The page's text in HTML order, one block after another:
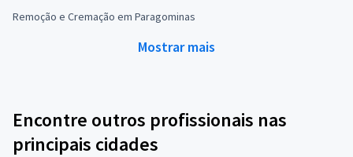
Remoção e Cremação em Paragominas
Mostrar mais
Encontre outros profissionais nas
principais cidades